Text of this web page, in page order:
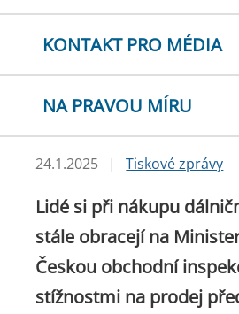
KONTAKT PRO MÉDIA
NA PRAVOU MÍRU
24.1.2025 | Tiskové zprávy
Lidé si při nákupu
stále obracejí na
Českou obchodní
stížnostmi na prodej